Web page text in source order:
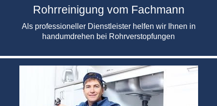
Rohrreinigung vom Fachmann
Als professioneller Dienstleister helfen wir Ihnen in
handumdrehen bei Rohrverstopfungen